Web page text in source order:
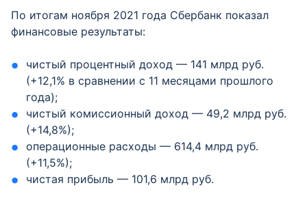
По итогам ноября 2021 года Сбербанк показал
финансовые результаты:
чистый процентный доход — 141 млрд руб.
(+12,1% в сравнении с 11 месяцами прошлого
года);
чистый комиссионный доход — 49,2 млрд руб.
(+14,8%);
операционные расходы — 614,4 млрд руб.
(+11,5%);
чистая прибыль — 101,6 млрд руб.